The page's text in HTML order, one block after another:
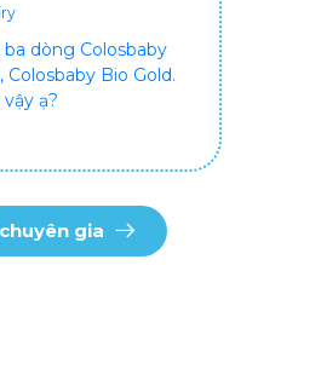
dòng Colosbaby
Colosbaby Bio Gold.
ạ?
gia